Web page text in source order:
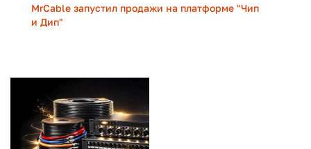
MrCable запустил продажи на платформе "Чип
и Дип"